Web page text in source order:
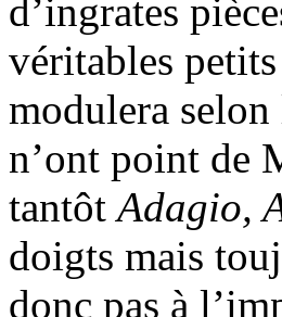
d’ingrates
véritables
modulera selon
n’ont point de
tantôtAdagio,
doigts mais
donc pas à